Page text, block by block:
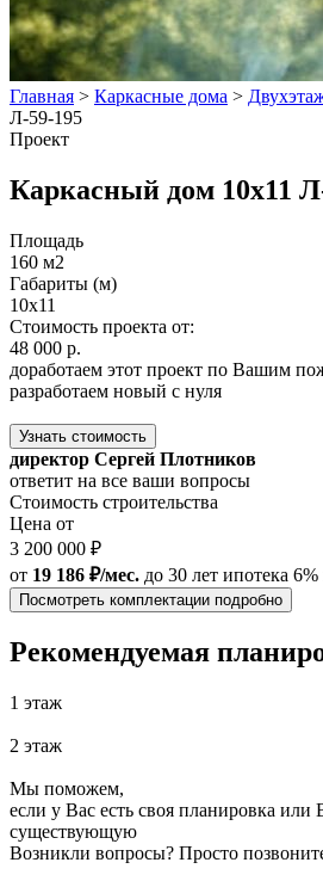
Главная > Каркасные дома >
Л-59-195
Проект
Каркасный дом 10x11
Площадь
160 м2
Габариты (м)
10x11
Стоимость проекта от:
48 000 р.
доработаем этот проект по Вашим
разработаем новый с нуля
Узнать стоимость
директор Сергей Плотников
ответит на все ваши вопросы
Стоимость строительства
Цена от
3 200 000 ₽
от 19 186 ₽/мес. до 30 лет ипотека
Посмотреть комплектации подробно
Рекомендуемая
1 этаж
2 этаж
Мы поможем,
если у Вас есть своя планировка или
существующую
Возникли вопросы? Просто